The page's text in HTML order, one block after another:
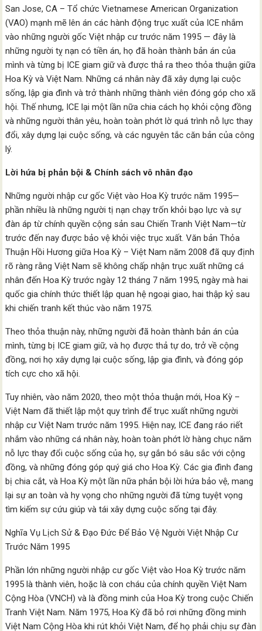
San Jose, CA – Tổ chức Vietnamese American Organization
(VAO) mạnh mẽ lên án các hành động trục xuất của ICE nhắm
vào những người gốc Việt nhập cư trước năm 1995 — đây là
những người tỵ nạn có tiền án, họ đã hoàn thành bản án của
mình và từng bị ICE giam giữ và được thả ra theo thỏa thuận giữa
Hoa Kỳ và Việt Nam. Những cá nhân này đã xây dựng lại cuộc
sống, lập gia đình và trở thành những thành viên đóng góp cho xã
hội. Thế nhưng, ICE lại một lần nữa chia cách họ khỏi cộng đồng
và những người thân yêu, hoàn toàn phớt lờ quá trình nỗ lực thay
đổi, xây dựng lại cuộc sống, và các nguyên tắc căn bản của công
lý.
Lời hứa bị phản bội & Chính sách vô nhân đạo
Những người nhập cư gốc Việt vào Hoa Kỳ trước năm 1995—
phần nhiều là những người tị nạn chạy trốn khỏi bạo lực và sự
đàn áp từ chính quyền cộng sản sau Chiến Tranh Việt Nam—từ
trước đến nay được bảo vệ khỏi việc trục xuất. Văn bản Thỏa
Thuận Hồi Hương giữa Hoa Kỳ – Việt Nam năm 2008 đã quy định
rõ ràng rằng Việt Nam sẽ không chấp nhận trục xuất những cá
nhân đến Hoa Kỳ trước ngày 12 tháng 7 năm 1995, ngày mà hai
quốc gia chính thức thiết lập quan hệ ngoại giao, hai thập kỷ sau
khi chiến tranh kết thúc vào năm 1975.
Theo thỏa thuận này, những người đã hoàn thành bản án của
mình, từng bị ICE giam giữ, và họ được thả tự do, trở về cộng
đồng, nơi họ xây dựng lại cuộc sống, lập gia đình, và đóng góp
tích cực cho xã hội.
Tuy nhiên, vào năm 2020, theo một thỏa thuận mới, Hoa Kỳ –
Việt Nam đã thiết lập một quy trình để trục xuất những người
nhập cư Việt Nam trước năm 1995. Hiện nay, ICE đang ráo riết
nhắm vào những cá nhân này, hoàn toàn phớt lờ hàng chục năm
nỗ lực thay đổi cuộc sống của họ, sự gắn bó sâu sắc với cộng
đồng, và những đóng góp quý giá cho Hoa Kỳ. Các gia đình đang
bị chia cắt, và Hoa Kỳ một lần nữa phản bội lời hứa bảo vệ, mang
lại sự an toàn và hy vọng cho những người đã từng tuyệt vọng
tìm kiếm sự cứu giúp và tái xây dựng cuộc sống tại đây.
Nghĩa Vụ Lịch Sử & Đạo Đức Để Bảo Vệ Người Việt Nhập Cư
Trước Năm 1995
Phần lớn những người nhập cư gốc Việt vào Hoa Kỳ trước năm
1995 là thành viên, hoặc là con cháu của chính quyền Việt Nam
Cộng Hòa (VNCH) và là đồng minh của Hoa Kỳ trong cuộc Chiến
Tranh Việt Nam. Năm 1975, Hoa Kỳ đã bỏ rơi những đồng minh
Việt Nam Cộng Hòa khi rút khỏi Việt Nam, để họ phải chịu sự đàn